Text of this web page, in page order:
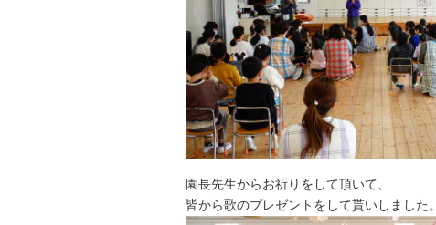
園長先生からお祈りをして頂いて、
皆から歌のプレゼントをして貰いしました。